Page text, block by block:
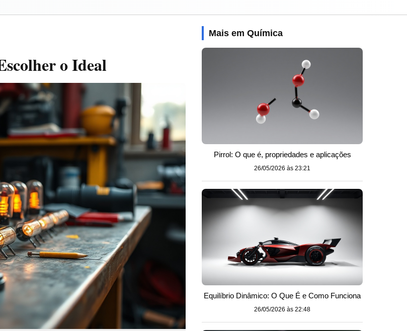
o Ideal
Mais em Química
Pirrol: O que é, propriedades e aplicações
26/05/2026 às 23:21
Equilíbrio Dinâmico: O Que É e Como Funciona
26/05/2026 às 22:48